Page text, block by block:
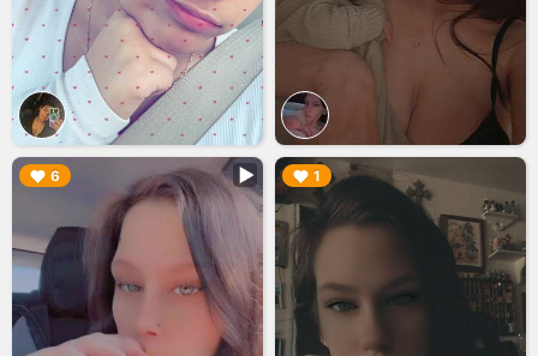
6
▶︎ 1
▶︎